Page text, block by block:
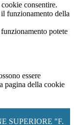
consentire.
funzionamento della
potete
essere
pagina della cookie
SUPERIORE "F.